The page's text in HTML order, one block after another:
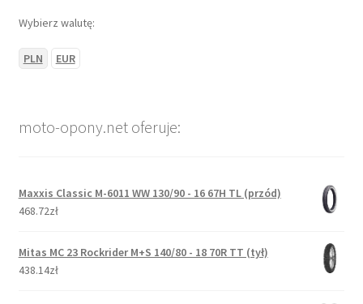
Wybierz walutę:
PLN EUR
moto-opony.net oferuje:
Maxxis Classic M-6011 WW 130/90 - 16 67H TL (przód)
468.72zł
Mitas MC 23 Rockrider M+S 140/80 - 18 70R TT (tył)
438.14zł